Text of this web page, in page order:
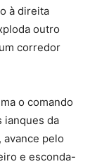
à direita
outro
corredor
o comando
ianques da
avance pelo
e esconda-